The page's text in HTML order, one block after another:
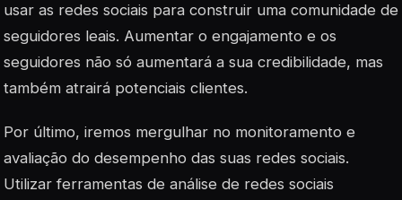
usar as redes sociais para construir uma comunidade de
seguidores leais. Aumentar o engajamento e os
seguidores não só aumentará a sua credibilidade, mas
também atrairá potenciais clientes.
Por último, iremos mergulhar no monitoramento e
avaliação do desempenho das suas redes sociais.
Utilizar ferramentas de análise de redes sociais